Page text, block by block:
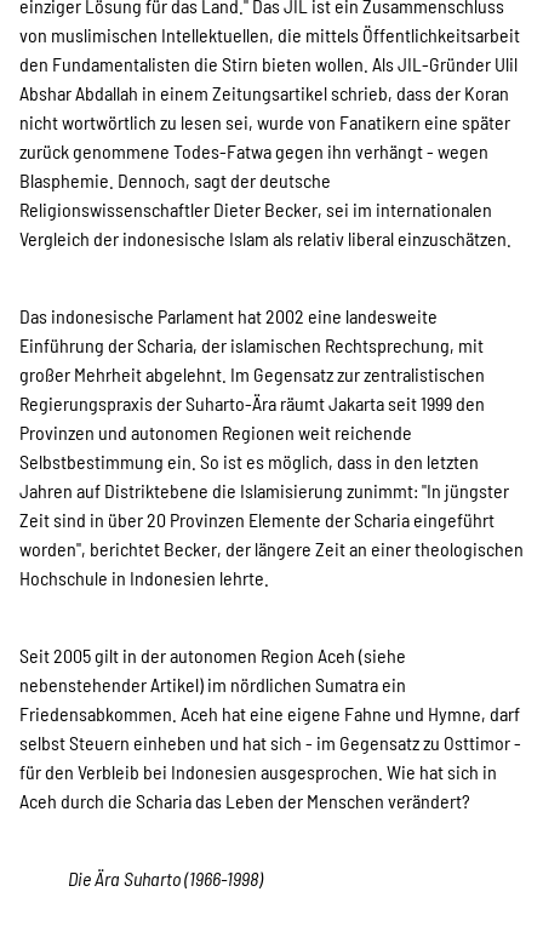
Kontakt
english
Indonesian
Suche
einziger Lösung für das Land." Das JIL ist ein Zusammenschluss
von muslimischen Intellektuellen, die mittels Öffentlichkeitsarbeit
den Fundamentalisten die Stirn bieten wollen. Als JIL-Gründer Ulil
Abshar Abdallah in einem Zeitungsartikel schrieb, dass der Koran
nicht wortwörtlich zu lesen sei, wurde von Fanatikern eine später
zurück genommene Todes-Fatwa gegen ihn verhängt - wegen
Blasphemie. Dennoch, sagt der deutsche
Religionswissenschaftler Dieter Becker, sei im internationalen
Vergleich der indonesische Islam als relativ liberal einzuschätzen.
Das indonesische Parlament hat 2002 eine landesweite
Einführung der Scharia, der islamischen Rechtsprechung, mit
großer Mehrheit abgelehnt. Im Gegensatz zur zentralistischen
Regierungspraxis der Suharto-Ära räumt Jakarta seit 1999 den
Provinzen und autonomen Regionen weit reichende
Selbstbestimmung ein. So ist es möglich, dass in den letzten
Jahren auf Distriktebene die Islamisierung zunimmt: "In jüngster
Zeit sind in über 20 Provinzen Elemente der Scharia eingeführt
worden", berichtet Becker, der längere Zeit an einer theologischen
Hochschule in Indonesien lehrte.
Seit 2005 gilt in der autonomen Region Aceh (siehe
nebenstehender Artikel) im nördlichen Sumatra ein
Friedensabkommen. Aceh hat eine eigene Fahne und Hymne, darf
selbst Steuern einheben und hat sich - im Gegensatz zu Osttimor -
für den Verbleib bei Indonesien ausgesprochen. Wie hat sich in
Aceh durch die Scharia das Leben der Menschen verändert?
Die Ära Suharto (1966-1998)